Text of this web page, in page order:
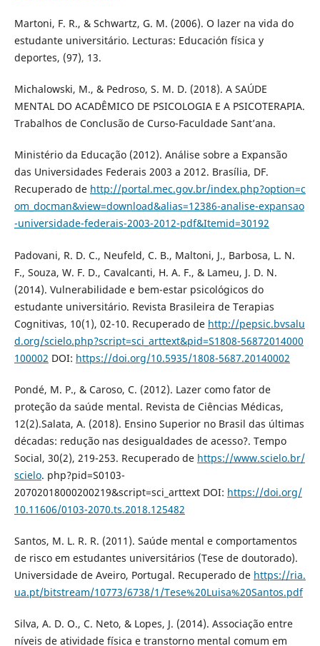
Martoni, F. R., & Schwartz, G. M. (2006). O lazer na vida do
estudante universitário. Lecturas: Educación física y
deportes, (97), 13.
Michalowski, M., & Pedroso, S. M. D. (2018). A SAÚDE
MENTAL DO ACADÊMICO DE PSICOLOGIA E A PSICOTERAPIA.
Trabalhos de Conclusão de Curso-Faculdade Sant’ana.
Ministério da Educação (2012). Análise sobre a Expansão
das Universidades Federais 2003 a 2012. Brasília, DF.
Recuperado de http://portal.mec.gov.br/index.php?option=c
om_docman&view=download&alias=12386-analise-expansao
-universidade-federais-2003-2012-pdf&Itemid=30192
Padovani, R. D. C., Neufeld, C. B., Maltoni, J., Barbosa, L. N.
F., Souza, W. F. D., Cavalcanti, H. A. F., & Lameu, J. D. N.
(2014). Vulnerabilidade e bem-estar psicológicos do
estudante universitário. Revista Brasileira de Terapias
Cognitivas, 10(1), 02-10. Recuperado de http://pepsic.bvsalu
d.org/scielo.php?script=sci_arttext&pid=S1808-56872014000
100002 DOI: https://doi.org/10.5935/1808-5687.20140002
Pondé, M. P., & Caroso, C. (2012). Lazer como fator de
proteção da saúde mental. Revista de Ciências Médicas,
12(2).Salata, A. (2018). Ensino Superior no Brasil das últimas
décadas: redução nas desigualdades de acesso?. Tempo
Social, 30(2), 219-253. Recuperado de https://www.scielo.br/
scielo. php?pid=S0103-
20702018000200219&script=sci_arttext DOI: https://doi.org/
10.11606/0103-2070.ts.2018.125482
Santos, M. L. R. R. (2011). Saúde mental e comportamentos
de risco em estudantes universitários (Tese de doutorado).
Universidade de Aveiro, Portugal. Recuperado de https://ria.
ua.pt/bitstream/10773/6738/1/Tese%20Luisa%20Santos.pdf
Silva, A. D. O., C. Neto, & Lopes, J. (2014). Associação entre
níveis de atividade física e transtorno mental comum em